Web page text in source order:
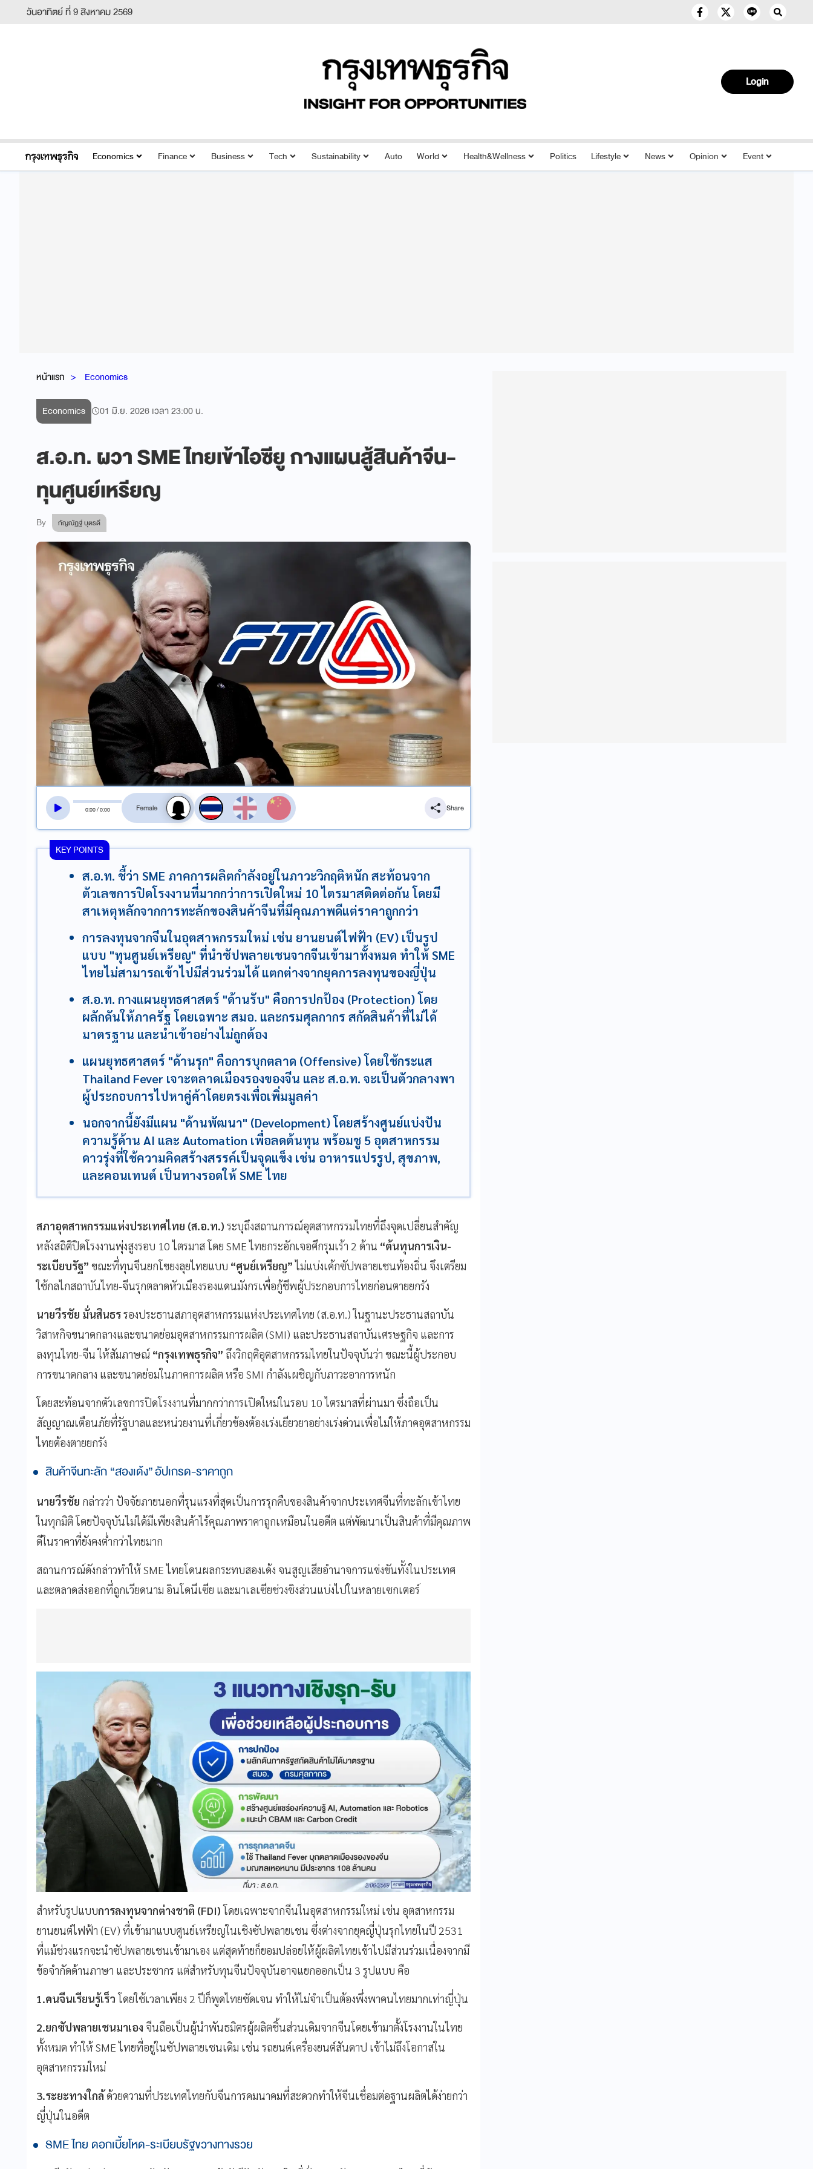
วันอาทิตย์ ที่ 9 สิงหาคม 2569
Login
Economics Finance Business Tech Sustainability Auto World Health&Wellness Politics Lifestyle News Opinion Event
หน้าแรก Economics
Economics 01 มิ.ย. 2026 เวลา 23:00 น.
ส.อ.ท. ผวา SME ไทยเข้าไอซียู กางแผนสู้สินค้าจีน-
ทุนศูนย์เหรียญ
By กัญณัฏฐ์ บุตรดี
0:00/0:00
สลับเสียงอ่าน
Share
KEY POINTS
ส.อ.ท. ชี้ว่า SME ภาคการผลิตกำลังอยู่ในภาวะวิกฤติหนัก สะท้อนจาก
ตัวเลขการปิดโรงงานที่มากกว่าการเปิดใหม่ 10 ไตรมาสติดต่อกัน โดยมี
สาเหตุหลักจากการทะลักของสินค้าจีนที่มีคุณภาพดีแต่ราคาถูกกว่า
การลงทุนจากจีนในอุตสาหกรรมใหม่ เช่น ยานยนต์ไฟฟ้า (EV) เป็นรูป
แบบ "ทุนศูนย์เหรียญ" ที่นำซัปพลายเชนจากจีนเข้ามาทั้งหมด ทำให้ SME
ไทยไม่สามารถเข้าไปมีส่วนร่วมได้ แตกต่างจากยุคการลงทุนของญี่ปุ่น
ส.อ.ท. กางแผนยุทธศาสตร์ "ด้านรับ" คือการปกป้อง (Protection) โดย
ผลักดันให้ภาครัฐ โดยเฉพาะ สมอ. และกรมศุลกากร สกัดสินค้าที่ไม่ได้
มาตรฐาน และนำเข้าอย่างไม่ถูกต้อง
แผนยุทธศาสตร์ "ด้านรุก" คือการบุกตลาด (Offensive) โดยใช้กระแส
Thailand Fever เจาะตลาดเมืองรองของจีน และ ส.อ.ท. จะเป็นตัวกลางพา
ผู้ประกอบการไปหาคู่ค้าโดยตรงเพื่อเพิ่มมูลค่า
นอกจากนี้ยังมีแผน "ด้านพัฒนา" (Development) โดยสร้างศูนย์แบ่งปัน
ความรู้ด้าน AI และ Automation เพื่อลดต้นทุน พร้อมชู 5 อุตสาหกรรม
ดาวรุ่งที่ใช้ความคิดสร้างสรรค์เป็นจุดแข็ง เช่น อาหารแปรรูป, สุขภาพ,
และคอนเทนต์ เป็นทางรอดให้ SME ไทย
สภาอุตสาหกรรมแห่งประเทศไทย (ส.อ.ท.) ระบุถึงสถานการณ์อุตสาหกรรมไทยที่ถึงจุดเปลี่ยนสำคัญ
หลังสถิติปิดโรงงานพุ่งสูงรอบ 10 ไตรมาส โดย SME ไทยกระอักเจอศึกรุมเร้า 2 ด้าน “ต้นทุนการเงิน-
ระเบียบรัฐ” ขณะที่ทุนจีนยกโขยงลุยไทยแบบ “ศูนย์เหรียญ”ไม่แบ่งเค้กซัปพลายเชนท้องถิ่น จึงเตรียม
ใช้กลไกสถาบันไทย-จีนรุกตลาดหัวเมืองรองแดนมังกรเพื่อกู้ชีพผู้ประกอบการไทยก่อนตายยกรัง
นายวีรชัย มั่นสินธรรองประธานสภาอุตสาหกรรมแห่งประเทศไทย (ส.อ.ท.) ในฐานะประธานสถาบัน
วิสาหกิจขนาดกลางและขนาดย่อมอุตสาหกรรมการผลิต (SMI) และประธานสถาบันเศรษฐกิจ และการ
ลงทุนไทย-จีน ให้สัมภาษณ์ “กรุงเทพธุรกิจ” ถึงวิกฤติอุตสาหกรรมไทยในปัจจุบันว่า ขณะนี้ผู้ประกอบ
การขนาดกลาง และขนาดย่อมในภาคการผลิต หรือ SMI กำลังเผชิญกับภาวะอาการหนัก
โดยสะท้อนจากตัวเลขการปิดโรงงานที่มากกว่าการเปิดใหม่ในรอบ 10 ไตรมาสที่ผ่านมา ซึ่งถือเป็น
สัญญาณเตือนภัยที่รัฐบาลและหน่วยงานที่เกี่ยวข้องต้องเร่งเยียวยาอย่างเร่งด่วนเพื่อไม่ให้ภาคอุตสาหกรรม
ไทยต้องตายยกรัง
สินค้าจีนทะลัก “สองเด้ง” อัปเกรด-ราคาถูก
นายวีรชัย กล่าวว่า ปัจจัยภายนอกที่รุนแรงที่สุดเป็นการรุกคืบของสินค้าจากประเทศจีนที่ทะลักเข้าไทย
ในทุกมิติ โดยปัจจุบันไม่ได้มีเพียงสินค้าไร้คุณภาพราคาถูกเหมือนในอดีต แต่พัฒนาเป็นสินค้าที่มีคุณภาพ
ดีในราคาที่ยังคงต่ำกว่าไทยมาก
สถานการณ์ดังกล่าวทำให้ SME ไทยโดนผลกระทบสองเด้ง จนสูญเสียอำนาจการแข่งขันทั้งในประเทศ
และตลาดส่งออกที่ถูกเวียดนาม อินโดนีเซีย และมาเลเซียช่วงชิงส่วนแบ่งไปในหลายเซกเตอร์
สำหรับรูปแบบการลงทุนจากต่างชาติ (FDI)โดยเฉพาะจากจีนในอุตสาหกรรมใหม่ เช่น อุตสาหกรรม
ยานยนต์ไฟฟ้า (EV) ที่เข้ามาแบบศูนย์เหรียญในเชิงซัปพลายเชน ซึ่งต่างจากยุคญี่ปุ่นรุกไทยในปี 2531
ที่แม้ช่วงแรกจะนำซัปพลายเชนเข้ามาเอง แต่สุดท้ายก็ยอมปล่อยให้ผู้ผลิตไทยเข้าไปมีส่วนร่วมเนื่องจากมี
ข้อจำกัดด้านภาษา และประชากร แต่สำหรับทุนจีนปัจจุบันอาจแยกออกเป็น 3 รูปแบบ คือ
1.คนจีนเรียนรู้เร็วโดยใช้เวลาเพียง 2 ปีก็พูดไทยชัดเจน ทำให้ไม่จำเป็นต้องพึ่งพาคนไทยมากเท่าญี่ปุ่น
2.ยกซัปพลายเชนมาเอง จีนถือเป็นผู้นำพันธมิตรผู้ผลิตชิ้นส่วนเดิมจากจีนโดยเข้ามาตั้งโรงงานในไทย
ทั้งหมด ทำให้ SME ไทยที่อยู่ในซัปพลายเชนเดิม เช่น รถยนต์เครื่องยนต์สันดาป เข้าไม่ถึงโอกาสใน
อุตสาหกรรมใหม่
3.ระยะทางใกล้ด้วยความที่ประเทศไทยกับจีนการคมนาคมที่สะดวกทำให้จีนเชื่อมต่อฐานผลิตได้ง่ายกว่า
ญี่ปุ่นในอดีต
SME ไทย ดอกเบี้ยโหด-ระเบียบรัฐขวางทางรวย